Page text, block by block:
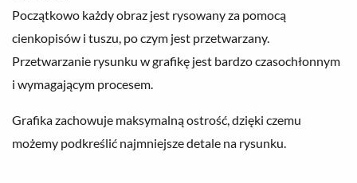
Początkowo każdy obraz jest rysowany za pomocą
cienkopisów i tuszu, po czym jest przetwarzany.
Przetwarzanie rysunku w grafikę jest bardzo czasochłonnym
i wymagającym procesem.
Grafika zachowuje maksymalną ostrość, dzięki czemu
możemy podkreślić najmniejsze detale na rysunku.